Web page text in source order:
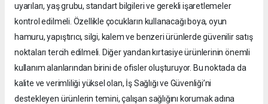
uyarıları, yaş grubu, standart bilgileri ve gerekli işaretlemeler
kontrol edilmeli. Özellikle çocukların kullanacağı boya, oyun
hamuru, yapıştırıcı, silgi, kalem ve benzeri ürünlerde güvenilir satış
noktaları tercih edilmeli. Diğer yandan kırtasiye ürünlerinin önemli
kullanım alanlarından birini de ofisler oluşturuyor. Bu noktada da
kalite ve verimliliği yüksel olan, İş Sağlığı ve Güvenliği’ni
destekleyen ürünlerin temini, çalışan sağlığını korumak adına